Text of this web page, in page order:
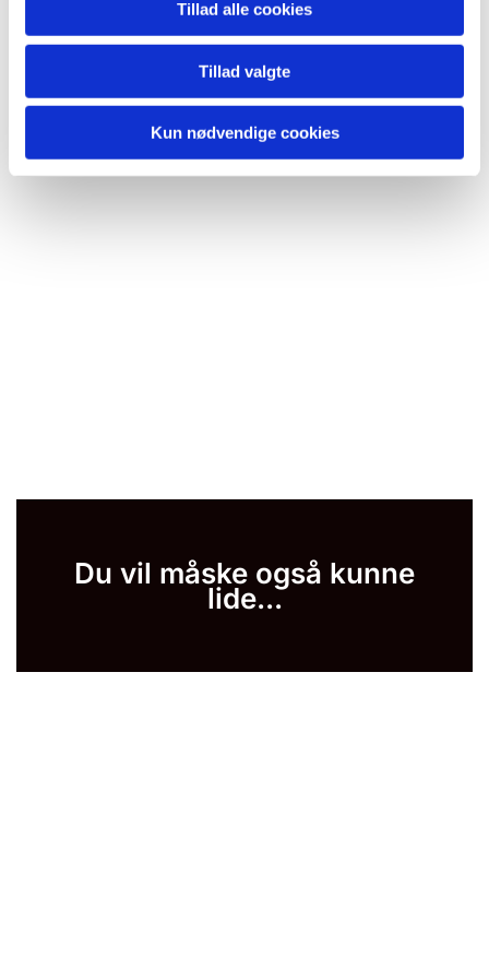
Tillad alle cookies
Tillad valgte
Kun nødvendige cookies
Bedemøder ligger på den første søndag i
måneden.
Du vil måske også kunne
lide...